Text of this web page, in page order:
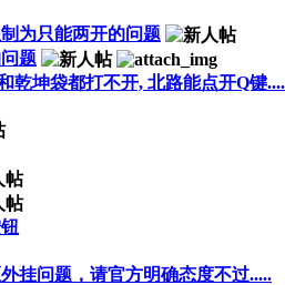
为只能两开的问题
题
乾坤袋都打不开, 北路能点开Q键
挂问题，请官方明确态度不过.....